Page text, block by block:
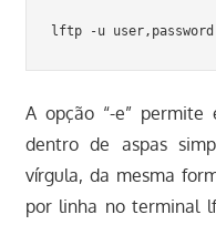
A opção “-e” permite
dentro de aspas
vírgula, da mesma
por linha no terminal